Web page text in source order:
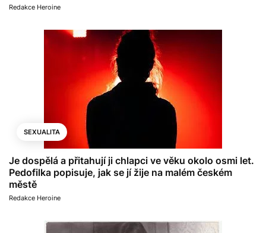
Redakce Heroine
SEXUALITA
Je dospělá a přitahují ji chlapci ve věku okolo osmi let.
Pedofilka popisuje, jak se jí žije na malém českém
městě
Redakce Heroine